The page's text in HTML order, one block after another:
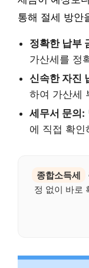
통해 절세 방안
정확한 납부
가산세를 정
신속한 자진
하여 가산세
세무서 문의:
에 직접 확인
종합소득세
정 없이 바로